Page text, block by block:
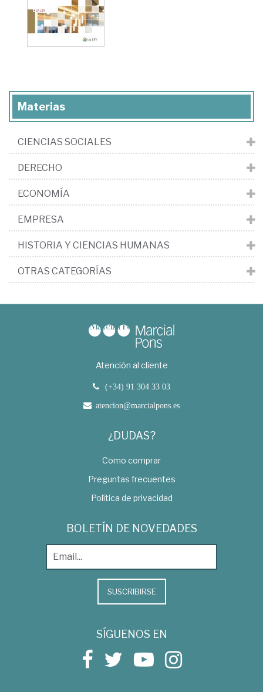
Materias
CIENCIAS SOCIALES
DERECHO
ECONOMÍA
EMPRESA
HISTORIA Y CIENCIAS HUMANAS
OTRAS CATEGORÍAS
Atención al cliente
(+34) 91 304 33 03
atencion@marcialpons.es
¿DUDAS?
Como comprar
Preguntas frecuentes
Política de privacidad
BOLETÍN DE NOVEDADES
SUSCRIBIRSE
SÍGUENOS EN